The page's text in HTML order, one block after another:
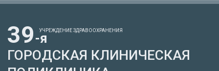
39-я
УЧРЕЖДЕНИЕ ЗДРАВООХРАНЕНИЯ
ГОРОДСКАЯ КЛИНИЧЕСКАЯ